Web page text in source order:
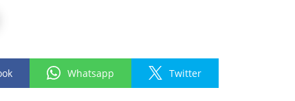
Whatsapp Twitter